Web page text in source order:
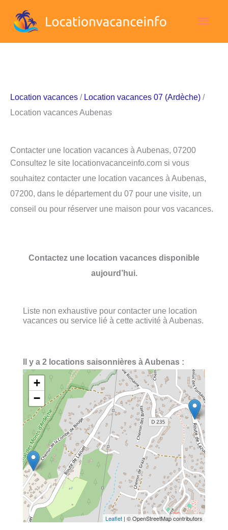
Location vacances / Location vacances 07 (Ardèche) /
Location vacances Aubenas
Contacter une location vacances à Aubenas, 07200
Consultez le site locationvacanceinfo.com si vous
souhaitez contacter une location vacances à Aubenas,
07200, dans le département du 07 pour une visite, un
conseil ou pour réserver une maison pour vos vacances.
Contactez une location vacances disponible
aujourd’hui.
Liste non exhaustive pour contacter une location
vacances ou service lié à cette activité à Aubenas.
Il y a 2 locations saisonnières à Aubenas :
+
−
Leaflet | © OpenStreetMap contributors